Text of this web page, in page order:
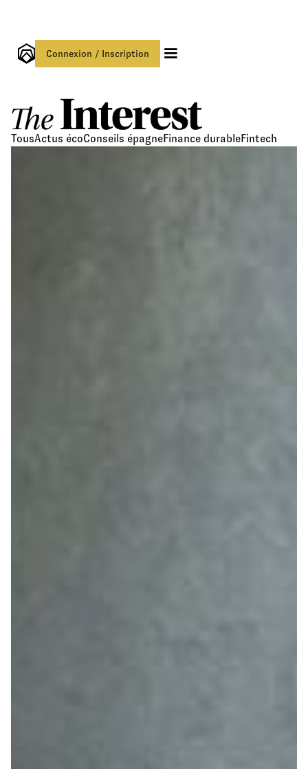
Connexion / Inscription
TousActus écoConseils épagneFinance durableFintech